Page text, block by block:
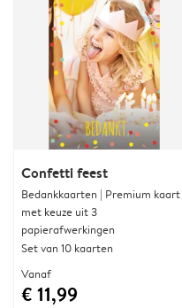
Confetti feest
Bedankkaarten | Premium kaart
met keuze uit 3
papierafwerkingen
Set van 10 kaarten
Vanaf
€ 11,99